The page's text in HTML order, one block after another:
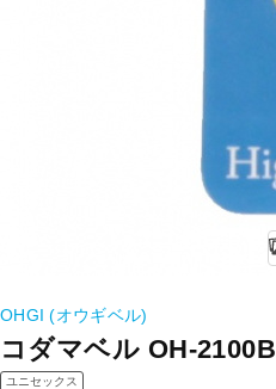
OHGI (オウギベル)
コダマベル OH-2100B
ユニセックス